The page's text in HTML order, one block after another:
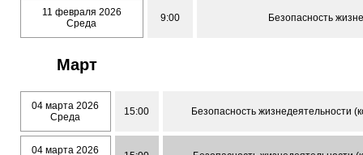
11 февраля 2026
Среда
9:00 Безопасность
Март
04 марта 2026
Среда
15:00 Безопасность жизнедеятельности
04 марта 2026